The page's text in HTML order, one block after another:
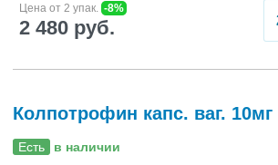
Цена от 2 упак. -8%
2 480 руб.
Колпотрофин капс. ваг. 10мг
Есть в наличии